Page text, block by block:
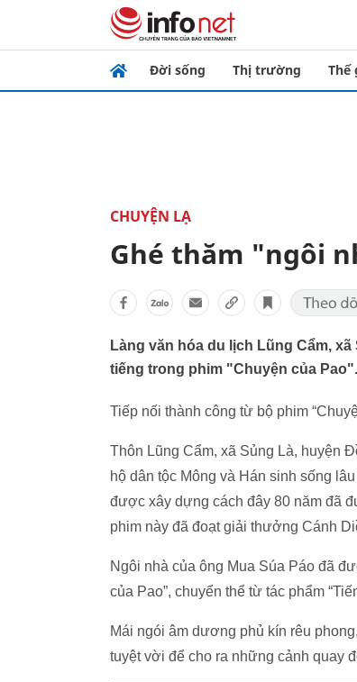
Đời sống Thị trường Thế
CHUYỆN LẠ
Ghé thăm "ngôi
Làng văn hóa du lịch Lũng Cẩm,
tiếng trong phim "Chuyện của Pao".
Tiếp nối thành công từ bộ phim
Thôn Lũng Cẩm, xã Sủng Là, huyện
hộ dân tộc Mông và Hán sinh sống
được xây dựng cách đây 80 năm đã
phim này đã đoạt giải thưởng Cánh
Ngôi nhà của ông Mua Súa Páo đã
của Pao”, chuyển thể từ tác phẩm
Mái ngói âm dương phủ kín rêu
tuyệt vời để cho ra những cảnh quay